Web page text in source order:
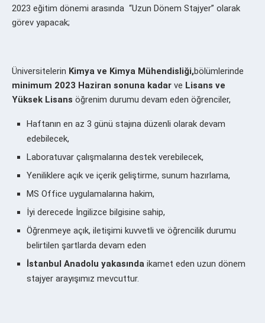
2023 eğitim dönemi arasında “Uzun Dönem Stajyer” olarak
görev yapacak;
Üniversitelerin Kimya ve Kimya Mühendisliği,bölümlerinde
minimum 2023 Haziran sonuna kadar ve Lisans ve
Yüksek Lisans öğrenim durumu devam eden öğrenciler,
Haftanın en az 3 günü stajına düzenli olarak devam
edebilecek,
Laboratuvar çalışmalarına destek verebilecek,
Yeniliklere açık ve içerik geliştirme, sunum hazırlama,
MS Office uygulamalarına hakim,
İyi derecede İngilizce bilgisine sahip,
Öğrenmeye açık, iletişimi kuvvetli ve öğrencilik durumu
belirtilen şartlarda devam eden
İstanbul Anadolu yakasında ikamet eden uzun dönem
stajyer arayışımız mevcuttur.